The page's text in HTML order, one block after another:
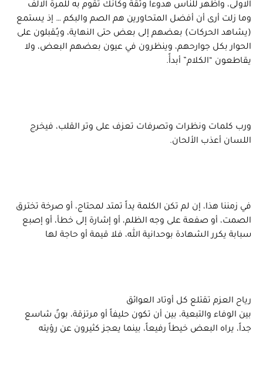
الاولى، واظهر للناس هدوءا وثقة وكانك تقوم به للمرة الالف
وما زلت أرى أن أفضل المتحاورين هم الصم والبكم … إذ يستمع
(يشاهد الحركات) بعضهم إلى بعض حتى النهاية، ويـُقبلون على
الحوار بكل جوارحهم، وينظرون في عيون بعضهم البعض، ولا
يقاطعون “الكلام” أبدأً.
ورب كلمات ونظرات وتصرفات تعزف على وتر القلب، فيخرج
اللسان أعذب الألحان.
في زمننا هذا، إن لم تكن الكلمة يداً تمتد لمحتاج، أو صرخة تخترق
الصمت، أو صفعة على وجه الظلم، أو إشارة إلى خطأ، أو إصبع
سبابة يكرر الشهادة بوحدانية الله، فلا قيمة أو حاجة لها
رياح العزم تقتلع كل أوتاد العوائق
بين الوفاء والتبعية، بين أن تكون حليفاً أو مرتزقة، بونٌ شاسع
جداً، يراه البعض خيطاً رفيعاً، بينما يعجز كثيرون عن رؤيته